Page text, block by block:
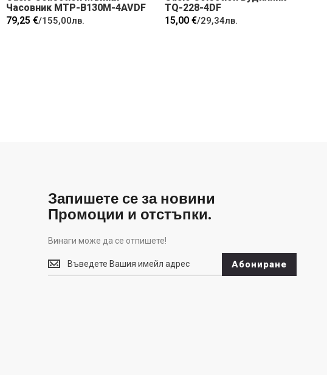
Часовник MTP-B130M-4AVDF
79,25 €/155,00лв.
TQ-228-4DF
15,00 €/29,34лв.
Запишете се за новини
Промоции и отстъпки.
Винаги може да се отпишете!
Винаги
може
Абониране